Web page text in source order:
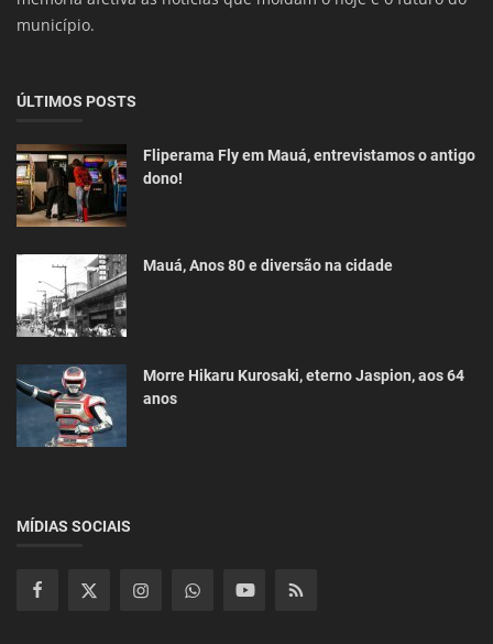
município.
ÚLTIMOS POSTS
Fliperama Fly em Mauá, entrevistamos o antigo
dono!
Mauá, Anos 80 e diversão na cidade
Morre Hikaru Kurosaki, eterno Jaspion, aos 64
anos
MÍDIAS SOCIAIS